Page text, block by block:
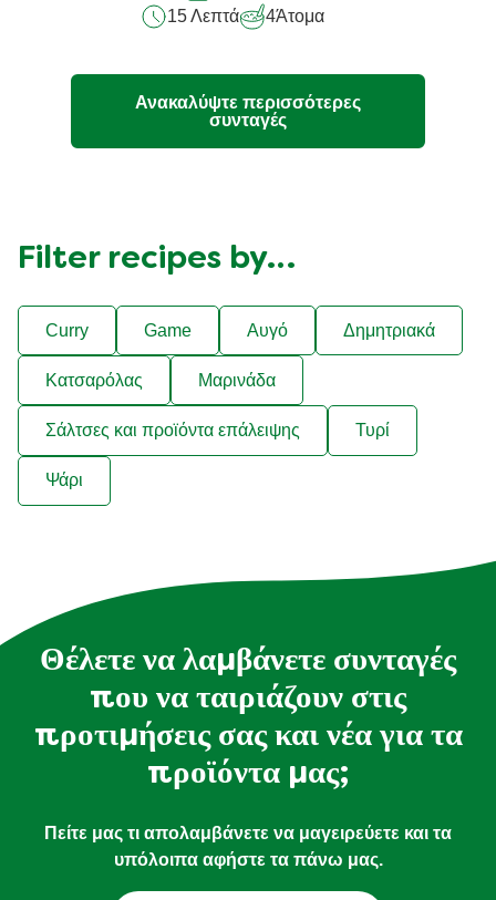
recipe
15 Λεπτά 4Άτομα
Ανακαλύψτε περισσότερες
συνταγές
Filter recipes by…
Curry Game Αυγό Δημητριακά
Κατσαρόλας Μαρινάδα
Σάλτσες και προϊόντα επάλειψης Τυρί
Ψάρι
Θέλετε να λαμβάνετε συνταγές
που να ταιριάζουν στις
προτιμήσεις σας και νέα για τα
προϊόντα μας;
Πείτε μας τι απολαμβάνετε να μαγειρεύετε και τα
υπόλοιπα αφήστε τα πάνω μας.